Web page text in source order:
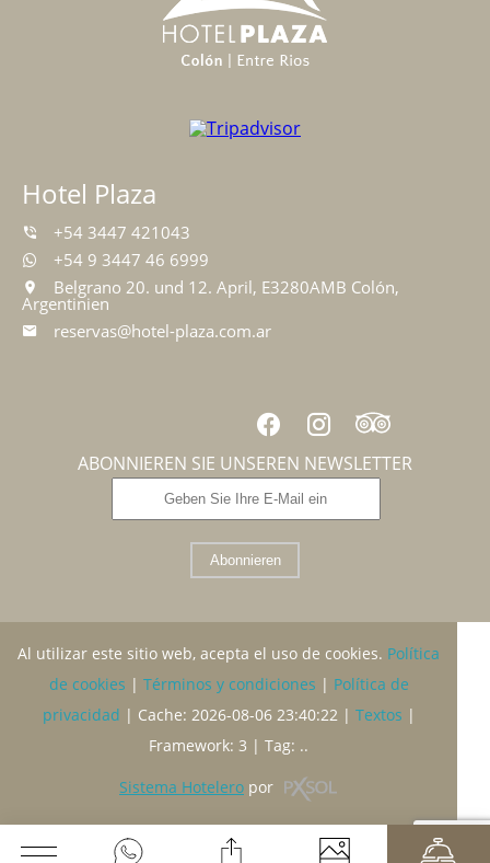
Hotel Plaza
+54 3447 421043
+54 9 3447 46 6999
Belgrano 20. und 12. April, E3280AMB Colón,
Argentinien
reservas@hotel-plaza.com.ar
ABONNIEREN SIE UNSEREN NEWSLETTER
Abonnieren
Al utilizar este sitio web, acepta el uso de cookies. Política
de cookies | Términos y condiciones | Política de
privacidad | Cache: 2026-08-06 23:40:22 | Textos |
Framework: 3 | Tag: ..
Sistema Hotelero por